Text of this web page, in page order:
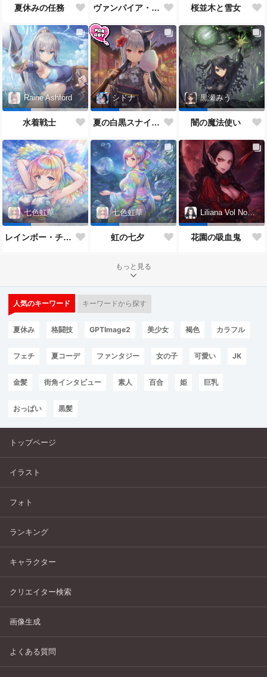
夏休みの任務 ヴァンパイア・チアガール 桜並木と雪女
Raine Ashford
水着戦士
シドナ
夏の白黒スナイパー
黒瀬みう
闇の魔法使い
七色虹華
レインボー・チアガール
七色虹華
虹の七夕
Liliana Vol Noctis
花園の吸血鬼
もっと見る
人気のキーワード キーワードから探す
夏休み 格闘技 GPTImage2 美少女 褐色 カラフル
フェチ 夏コーデ ファンタジー 女の子 可愛い JK
金髪 街角インタビュー 素人 百合 姫 巨乳
おっぱい 黒髪
トップページ
イラスト
フォト
ランキング
キャラクター
クリエイター検索
画像生成
よくある質問